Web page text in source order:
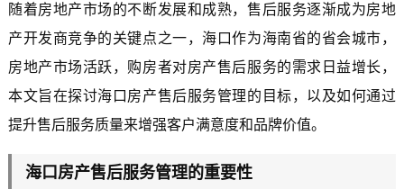
随着房地产市场的不断发展和成熟，售后服务逐渐成为房地
产开发商竞争的关键点之一，海口作为海南省的省会城市，
房地产市场活跃，购房者对房产售后服务的需求日益增长，
本文旨在探讨海口房产售后服务管理的目标，以及如何通过
提升售后服务质量来增强客户满意度和品牌价值。
海口房产售后服务管理的重要性